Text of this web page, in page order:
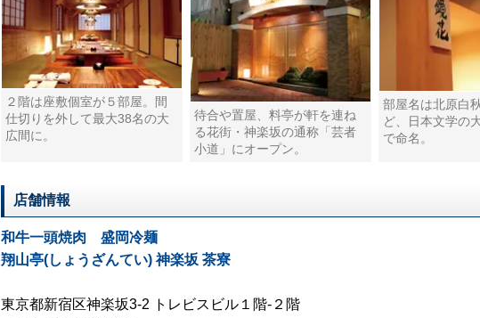
２階は座敷個室が５部屋。間
仕切りを外して最大38名の大
広間に。
待合や置屋、料亭が軒を連ね
る花街・神楽坂の通称「芸者
小道」にオープン。
部屋名は北原白
ど、日本文学の
で命名。
店舗情報
和牛一頭焼肉 盛岡冷麺
翔山亭(しょうざんてい) 神楽坂 茶寮
東京都新宿区神楽坂3-2 トレビスビル１階-２階